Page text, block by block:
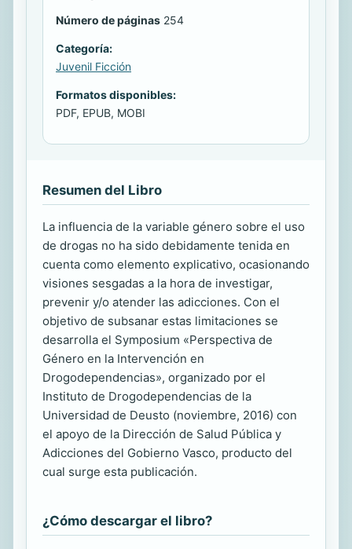
Número de páginas 254
Categoría:
Juvenil Ficción
Formatos disponibles:
PDF, EPUB, MOBI
Resumen del Libro
La influencia de la variable género sobre el uso
de drogas no ha sido debidamente tenida en
cuenta como elemento explicativo, ocasionando
visiones sesgadas a la hora de investigar,
prevenir y/o atender las adicciones. Con el
objetivo de subsanar estas limitaciones se
desarrolla el Symposium «Perspectiva de
Género en la Intervención en
Drogodependencias», organizado por el
Instituto de Drogodependencias de la
Universidad de Deusto (noviembre, 2016) con
el apoyo de la Dirección de Salud Pública y
Adicciones del Gobierno Vasco, producto del
cual surge esta publicación.
¿Cómo descargar el libro?